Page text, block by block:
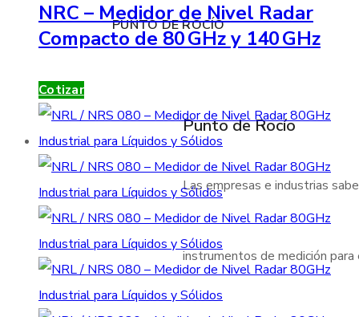
PUNTO DE ROCÍO
Punto de Rocío
Las empresas e industrias
instrumentos de medición
NRC – Medidor de Nivel Radar
Compacto de 80 GHz y 140 GHz
Cotizar